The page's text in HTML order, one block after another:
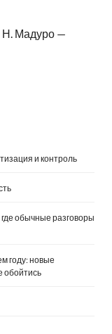
Н. Мадуро —
и контроль
обычные разговоры
году: новые
обойтись